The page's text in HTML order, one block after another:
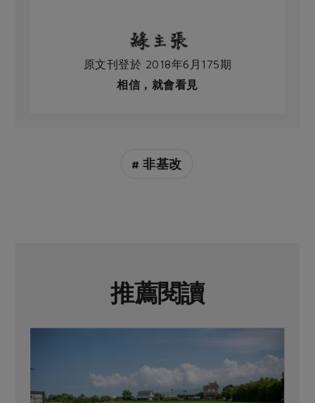
原文刊登於 2018年6月175期
相信，就會看見
# 非基改
推薦閱讀